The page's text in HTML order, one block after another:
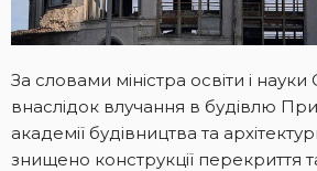
За словами міністра освіти і
внаслідок влучання в будівлю
академії будівництва та
знищено конструкції перекриття